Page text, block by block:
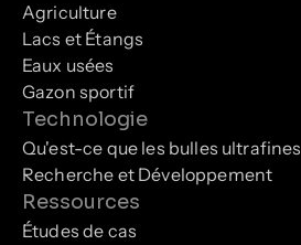
Agriculture
Lacs et Étangs
Eaux usées
Gazon sportif
Technologie
Qu'est-ce que les bulles ultrafines
Recherche et Développement
Ressources
Études de cas